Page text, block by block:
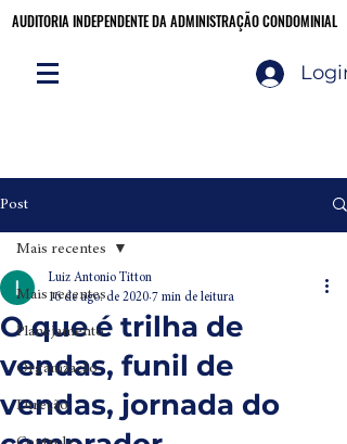
AUDITORIA INDEPENDENTE DA ADMINISTRAÇÃO CONDOMINIAL
AUDITORIA INDEPENDENTE DA ADMINISTRAÇÃO CONDOMINIAL
Login
Post
Mais recentes
Planejamento
Organização
Direção
Mais recentes
O que é trilha de
vendas, funil de
vendas, jornada do
Luiz Antonio Titton
16 de ago. de 2020 7 min de leitura